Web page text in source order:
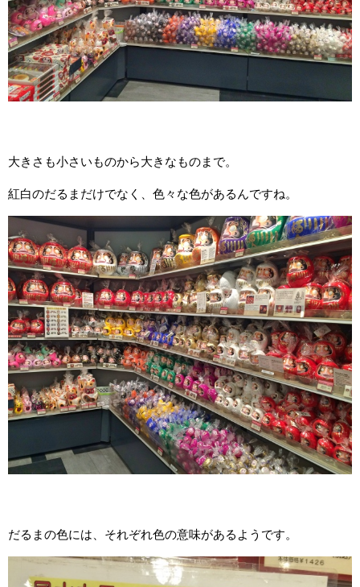
大きさも小さいものから大きなものまで。
紅白のだるまだけでなく、色々な色があるんですね。
だるまの色には、それぞれ色の意味があるようです。